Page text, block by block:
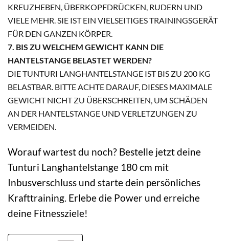
KREUZHEBEN, ÜBERKOPFDRÜCKEN, RUDERN UND
VIELE MEHR. SIE IST EIN VIELSEITIGES TRAININGSGERÄT
FÜR DEN GANZEN KÖRPER.
7. BIS ZU WELCHEM GEWICHT KANN DIE
HANTELSTANGE BELASTET WERDEN?
DIE TUNTURI LANGHANTELSTANGE IST BIS ZU 200 KG
BELASTBAR. BITTE ACHTE DARAUF, DIESES MAXIMALE
GEWICHT NICHT ZU ÜBERSCHREITEN, UM SCHÄDEN
AN DER HANTELSTANGE UND VERLETZUNGEN ZU
VERMEIDEN.
Worauf wartest du noch? Bestelle jetzt deine
Tunturi Langhantelstange 180 cm mit
Inbusverschluss und starte dein persönliches
Krafttraining. Erlebe die Power und erreiche
deine Fitnessziele!